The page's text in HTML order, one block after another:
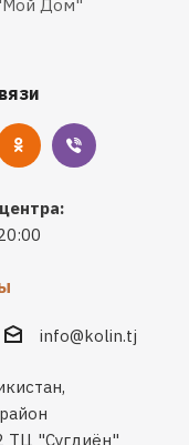
Дом"
info@kolin.tj
ТЦ "Сугдиён"